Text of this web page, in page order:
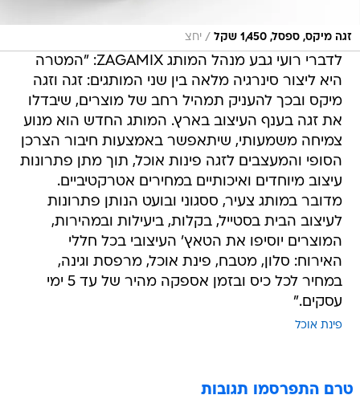
זגה מיקס, ספסל, 1,450 שקל / יחצ
לדברי רועי גבע מנהל המותג ZAGAMIX: "המטרה
היא ליצור סינרגיה מלאה בין שני המותגים: זגה וזגה
מיקס ובכך להעניק תמהיל רחב של מוצרים, שיבדלו
את זגה בענף העיצוב בארץ. המותג החדש הוא מנוע
צמיחה משמעותי, שיתאפשר באמצעות חיבור הצרכן
הסופי והמעצבים לזגה פינות אוכל, תוך מתן פתרונות
עיצוב מיוחדים ואיכותיים במחירים אטרקטיביים.
מדובר במותג צעיר, ססגוני ובועט הנותן פתרונות
לעיצוב הבית בסטייל, בקלות, ביעילות ובמהירות,
המוצרים יוסיפו את הטאץ' העיצובי בכל חללי
האירוח: סלון, מטבח, פינת אוכל, מרפסת וגינה,
במחיר לכל כיס ובזמן אספקה מהיר של עד 5 ימי
עסקים."
פינת אוכל
טרם התפרסמו תגובות